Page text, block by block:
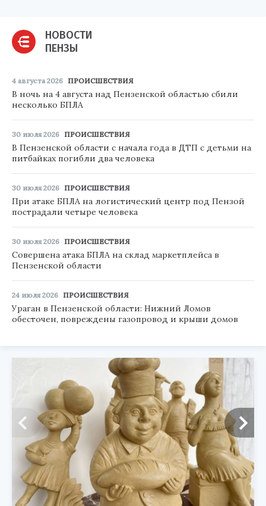
НОВОСТИ
ПЕНЗЫ
4 августа 2026 ПРОИСШЕСТВИЯ
В ночь на 4 августа над Пензенской областью сбили
несколько БПЛА
30 июля 2026 ПРОИСШЕСТВИЯ
В Пензенской области с начала года в ДТП с детьми на
питбайках погибли два человека
30 июля 2026 ПРОИСШЕСТВИЯ
При атаке БПЛА на логистический центр под Пензой
пострадали четыре человека
30 июля 2026 ПРОИСШЕСТВИЯ
Совершена атака БПЛА на склад маркетплейса в
Пензенской области
24 июля 2026 ПРОИСШЕСТВИЯ
Ураган в Пензенской области: Нижний Ломов
обесточен, повреждены газопровод и крыши домов